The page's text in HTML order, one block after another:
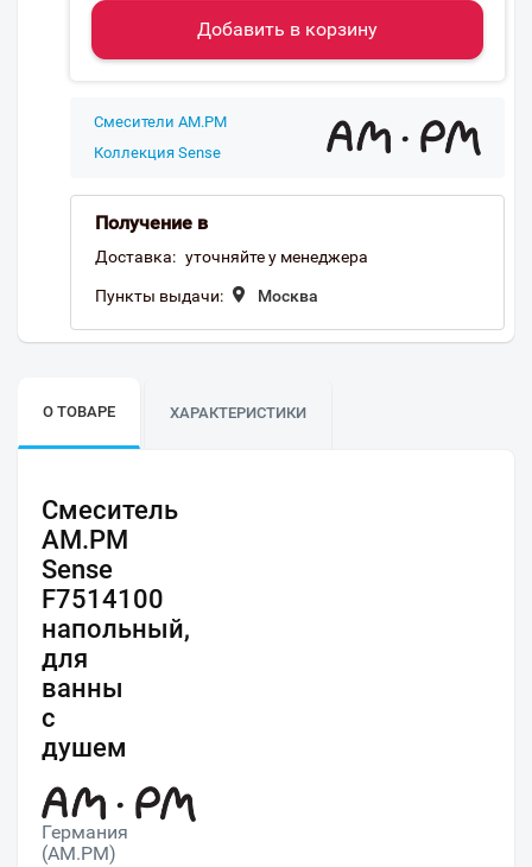
Добавить в корзину
Смесители AM.PM
Коллекция Sense
Получение в
Доставка: уточняйте у менеджера
Пункты выдачи: Москва
О ТОВАРЕ ХАРАКТЕРИСТИКИ
Смеситель
AM.PM
Sense
F7514100
напольный,
для
ванны
с
душем
Германия
(AM.PM)